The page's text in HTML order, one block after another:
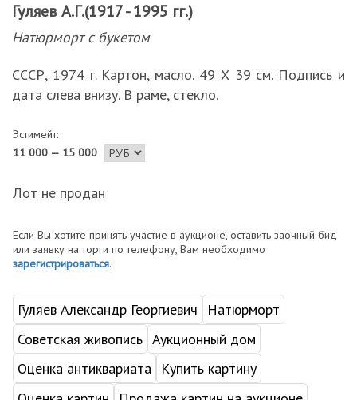
Гуляев А.Г.(1917 - 1995 гг.)
Натюрморт с букетом
СССР, 1974 г. Картон, масло. 49 Х 39 см. Подпись и
дата слева внизу. В раме, стекло.
Эстимейт:
11 000 — 15 000
Лот не продан
Если Вы хотите принять участие в аукционе, оставить заочный бид
или заявку на торги по телефону, Вам необходимо
зарегистрироваться.
Гуляев Александр Георгиевич
Натюрморт
Советская живопись Аукционный дом
Оценка антиквариата
Купить картину